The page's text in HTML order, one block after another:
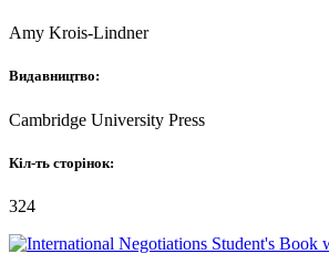
Amy Krois-Lindner
Видавництво:
Cambridge University Press
Кіл-ть сторінок:
324